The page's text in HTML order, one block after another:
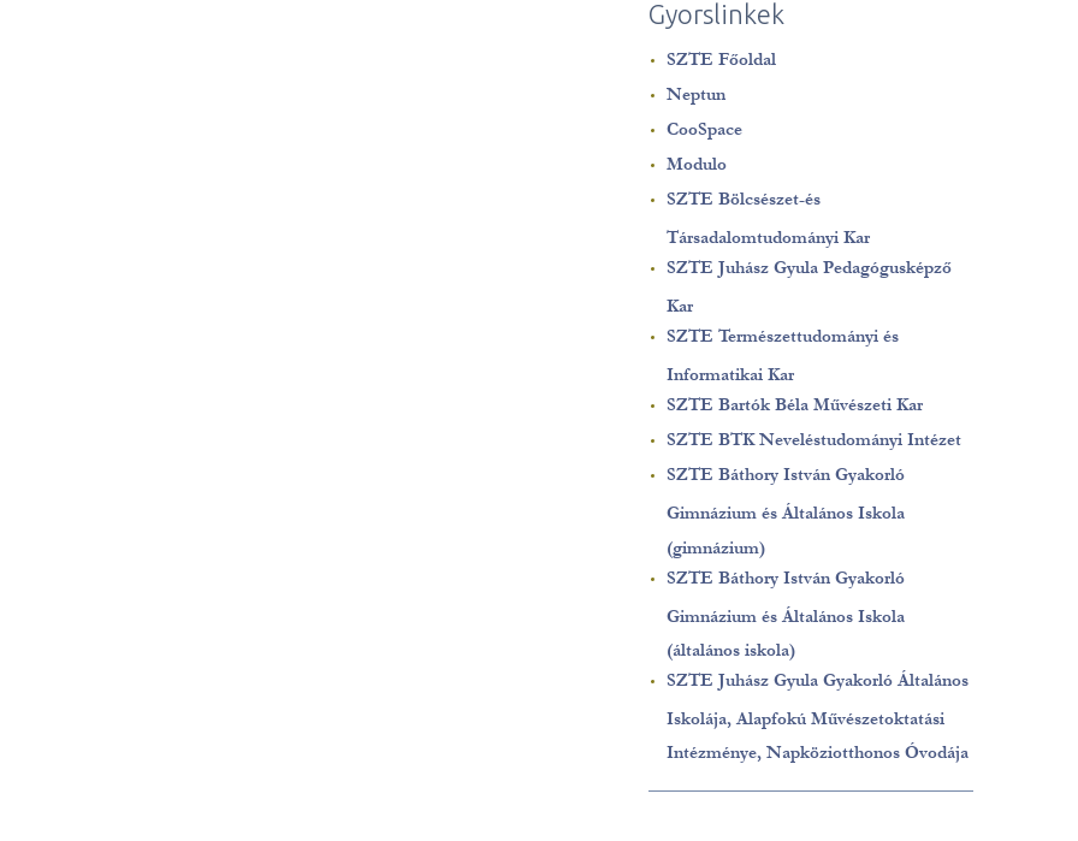
Gyorslinkek
SZTE Főoldal
Neptun
CooSpace
Modulo
SZTE Bölcsészet-és
Társadalomtudományi Kar
SZTE Juhász Gyula Pedagógusképző
Kar
SZTE Természettudományi és
Informatikai Kar
SZTE Bartók Béla Művészeti Kar
SZTE BTK Neveléstudományi Intézet
SZTE Báthory István Gyakorló
Gimnázium és Általános Iskola
(gimnázium)
SZTE Báthory István Gyakorló
Gimnázium és Általános Iskola
(általános iskola)
SZTE Juhász Gyula Gyakorló Általános
Iskolája, Alapfokú Művészetoktatási
Intézménye, Napköziotthonos Óvodája